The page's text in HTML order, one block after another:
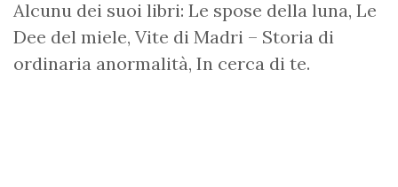
Alcunu dei suoi libri: Le spose della luna, Le
Dee del miele, Vite di Madri – Storia di
ordinaria anormalità, In cerca di te.